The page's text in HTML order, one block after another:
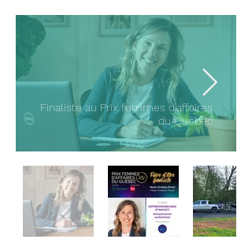
Finaliste au Prix femmes d'affaires
du Québec